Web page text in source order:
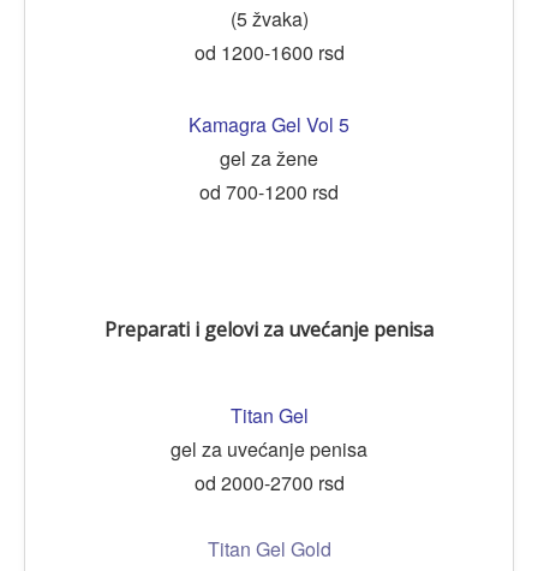
(5 žvaka)
od 1200-1600 rsd
Kamagra Gel Vol 5
gel za žene
od 700-1200 rsd
Preparati i gelovi za uvećanje penisa
Titan Gel
gel za uvećanje penisa
od 2000-2700 rsd
Titan Gel Gold